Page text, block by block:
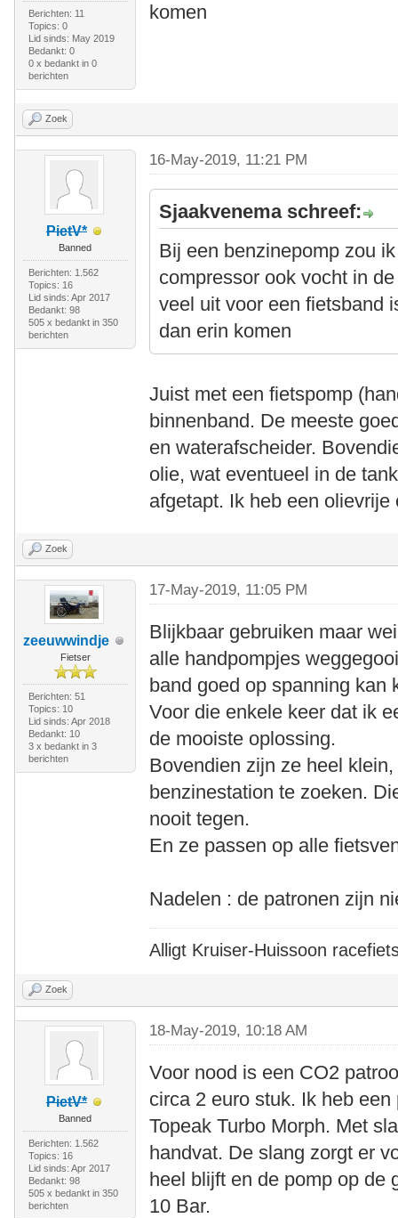
Berichten: 11
Topics: 0
Lid sinds: May 2019
Bedankt: 0
0 x bedankt in 0
berichten
komen
Zoek
PietV*
Banned
Berichten: 1.562
Topics: 16
Lid sinds: Apr 2017
Bedankt: 98
505 x bedankt in 350
berichten
16-May-2019, 11:21 PM
Sjaakvenema schreef:
Bij een benzinepomp zou
compressor ook vocht in
veel uit voor een fietsband
dan erin komen
Juist met een fietspomp
binnenband. De meeste
en waterafscheider.
olie, wat eventueel in de
afgetapt. Ik heb een
Zoek
zeeuwwindje
Fietser
Berichten: 51
Topics: 10
Lid sinds: Apr 2018
Bedankt: 10
3 x bedankt in 3
berichten
17-May-2019, 11:05 PM
Blijkbaar gebruiken maar
alle handpompjes
band goed op spanning kan
Voor die enkele keer dat ik
de mooiste oplossing.
Bovendien zijn ze heel
benzinestation te zoeken.
nooit tegen.
En ze passen op alle
Nadelen : de patronen zijn
Alligt Kruiser-Huissoon
Zoek
PietV*
Banned
Berichten: 1.562
Topics: 16
Lid sinds: Apr 2017
Bedankt: 98
505 x bedankt in 350
berichten
18-May-2019, 10:18 AM
Voor nood is een CO2
circa 2 euro stuk. Ik heb
Topeak Turbo Morph. Met
handvat. De slang zorgt er
heel blijft en de pomp op de
10 Bar.